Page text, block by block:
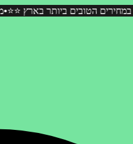
המוסונייט במחירים